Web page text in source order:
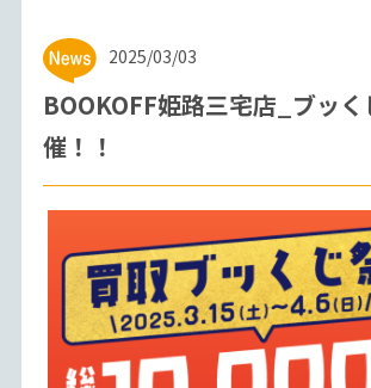
2025/03/03
BOOKOFF姫路三宅店_ブッく
催！！